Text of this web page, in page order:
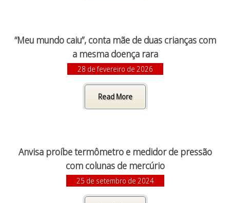
“Meu mundo caiu”, conta mãe de duas crianças com
a mesma doença rara
28 de fevereiro de 2026
Read More
Anvisa proíbe termômetro e medidor de pressão
com colunas de mercúrio
25 de setembro de 2024